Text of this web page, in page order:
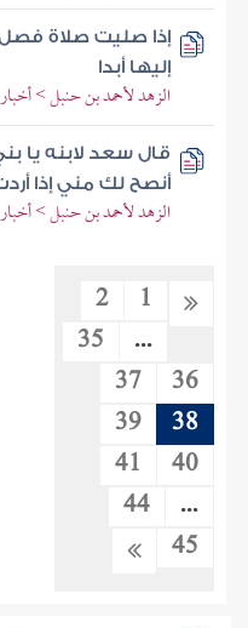
إذا صليت صلاة
إليها أبدا
الزهد لأحمد بن حنبل >
قال سعد لابنه يا
أنصح لك مني إذا
الزهد لأحمد بن حنبل >
1
2
...
35
36
37
38
39
40
41
...
44
45